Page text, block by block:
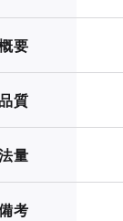
要
質
量
考